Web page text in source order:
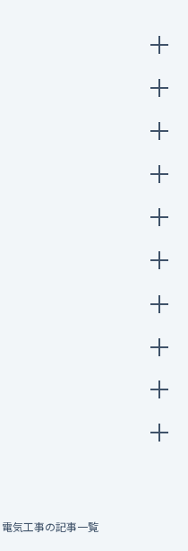
電気工事の記事一覧